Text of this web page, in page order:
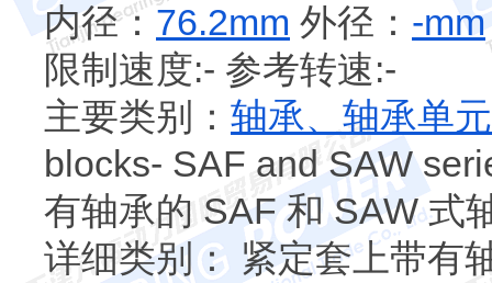
内径： 76.2mm 外径： -mm
限制速度:- 参考转速:-
主要类别： 轴承、轴承单
blocks- SAF and SAW
有轴承的 SAF 和 SAW 式
详细类别： 紧定套上带有